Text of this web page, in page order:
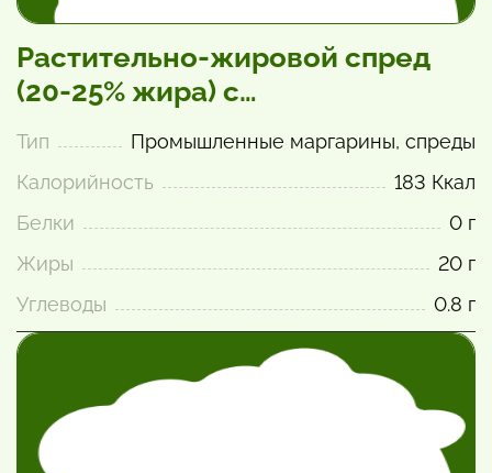
Растительно-жировой спред
(20-25% жира) с
полиненасыщенными жирами
Тип
Промышленные маргарины, спреды
Калорийность
183 Ккал
Белки
0 г
Жиры
20 г
Углеводы
0.8 г